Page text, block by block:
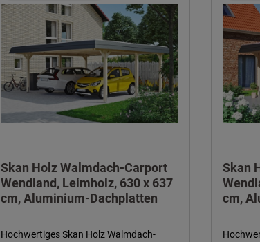
Skan Holz Walmdach-Carport
Wendland, Leimholz, 630 x 637
cm, Aluminium-Dachplatten
Hochwertiges Skan Holz Walmdach-
Skan
cm,